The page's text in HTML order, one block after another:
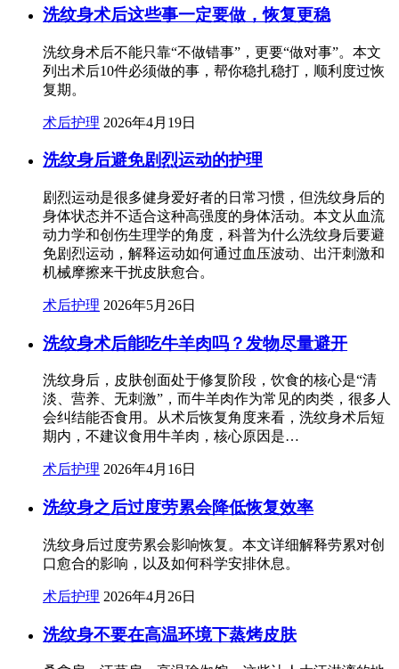
洗纹身术后这些事一定要做，恢复更稳
洗纹身术后不能只靠“不做错事”，更要“做对事”。本文
列出术后10件必须做的事，帮你稳扎稳打，顺利度过恢
复期。
术后护理 2026年4月19日
洗纹身后避免剧烈运动的护理
剧烈运动是很多健身爱好者的日常习惯，但洗纹身后的
身体状态并不适合这种高强度的身体活动。本文从血流
动力学和创伤生理学的角度，科普为什么洗纹身后要避
免剧烈运动，解释运动如何通过血压波动、出汗刺激和
机械摩擦来干扰皮肤愈合。
术后护理 2026年5月26日
洗纹身术后能吃牛羊肉吗？发物尽量避开
洗纹身后，皮肤创面处于修复阶段，饮食的核心是“清
淡、营养、无刺激”，而牛羊肉作为常见的肉类，很多人
会纠结能否食用。从术后恢复角度来看，洗纹身术后短
期内，不建议食用牛羊肉，核心原因是…
术后护理 2026年4月16日
洗纹身之后过度劳累会降低恢复效率
洗纹身后过度劳累会影响恢复。本文详细解释劳累对创
口愈合的影响，以及如何科学安排休息。
术后护理 2026年4月26日
洗纹身不要在高温环境下蒸烤皮肤